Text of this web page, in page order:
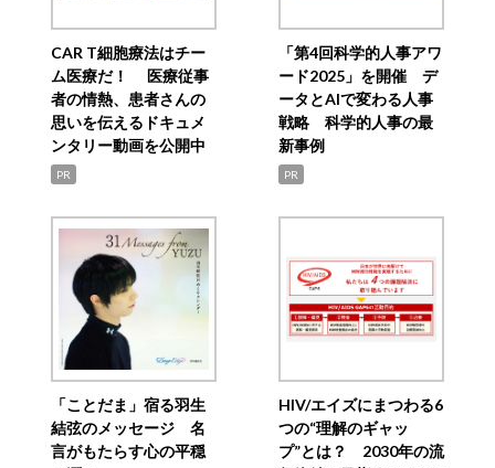
CAR T細胞療法はチー
ム医療だ！ 医療従事
者の情熱、患者さんの
思いを伝えるドキュメ
ンタリー動画を公開中
PR
「第4回科学的人事アワ
ード2025」を開催 デ
ータとAIで変わる人事
戦略 科学的人事の最
新事例
PR
「ことだま」宿る羽生
結弦のメッセージ 名
言がもたらす心の平穏
HIV/エイズにまつわる6
つの“理解のギャッ
プ”とは？ 2030年の流